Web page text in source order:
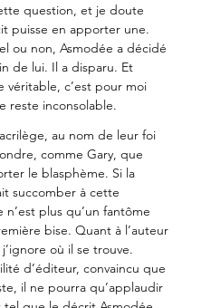
question, et je doute
puisse en apporter une.
ou non, Asmodée a décidé
de lui. Il a disparu. Et
véritable, c’est pour moi
reste inconsolable.
au nom de leur foi
comme Gary, que
le blasphème. Si la
succomber à cette
n’est plus qu’un fantôme
bise. Quant à l’auteur
où il se trouve.
d’éditeur, convaincu que
il ne pourra qu’applaudir